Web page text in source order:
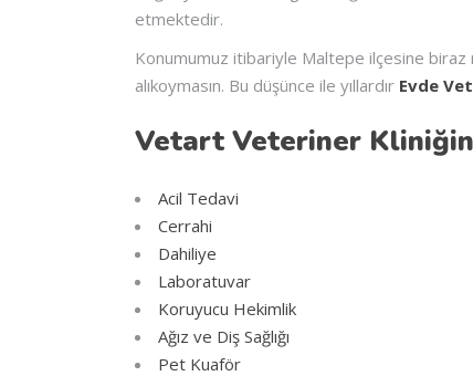
etmektedir.
Konumumuz itibariyle Maltepe ilçesine biraz
alıkoymasın. Bu düşünce ile yıllardır Evde
Vetart Veteriner
Acil Tedavi
Cerrahi
Dahiliye
Laboratuvar
Koruyucu Hekimlik
Ağız ve Diş Sağlığı
Pet Kuaför